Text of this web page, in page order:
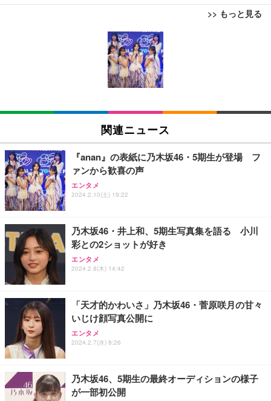
>> もっと見る
[EdoErgo] オフィスチェア 椅子 テレワーク 疲れな
い 跳ね上げ式アームレスト コンパクト 約105度ロッ
キング pc 事務椅子 360度回転 座面昇降 強化ナイロ
ン樹脂ベース 通気性メッシュ 在宅ワーク H-WY01
(黒網+黒枠+黒足)
SIHOO B100 オフィスチェア／デスクチェア メッシ
ュチェア 人間工学 疲れない ブラック
￥27,999
ワーク チェア 強化バックレスト 30度ロッキング機
能 人間工学 椅子 腰サポート 90度跳ね上げ式アーム
務用 おしゃれ パソコンチェア (ブラック)
Sezlife オフィスチェア デスクチェア 疲れない テレ
ワーク チェア 強化バックレスト 30度ロッキング機
能 人間工学 椅子 腰サポート 90度跳ね上げ式アーム
務用 おしゃれ パソコンチェア (ホワイト)
ANDWINT オフィスチェア デスクチェア 肘なし メ
ッシュ 通気性 ランバーサポート付き 腰サポート ガ
ス圧無段階昇降 360度回転 キャスター付き コンパク
EIZO ビジネス向けプレミアムモニター | FlexScan
EV3240X-WT | 31.5型4K UHD・USB Type-C・ホワ
￥105,595
EIZO ビジネス向けプレミアムモニター | FlexScan
￥109,572
【純正品】27"ゲーミングモニター DualSense 充電
フック付き（CFI-ZDM1J）
【整備済み品】Dell E2724HS 27インチ 液晶モニタ
ー フルHD（1920×1080）VA 非光沢 HDMI/DisplayP
ort/VGA スピーカー内蔵 高さ調整 スイベル VESA対
【MiniLED/24.5inch/280Hz/FHD】GRAPHT THE S
HOOTER Gaming Monitor 24” Essential ゲーミン
グモニター QD 24.5インチ 1ms FHD 量子ドット 残
Amazonベーシック ペットシーツ 薄型 レギュラー 1
回使い捨て 無香料 ホワイト 300枚
Amazonベーシック ペットシーツ 厚型 ワイド 42枚
x2袋(84枚) ホワイト(吸収面:ライトブルー)
￥3,234
ネオ・ルーライフ ネオ・オムツ L 中型犬用 26枚入
り 単品
Smart Basic(スマートベーシック) 【Amazon.co.jp
限定】 Smart Basic アイリスオーヤマ ペットシーツ
超厚型 お徳用 ワイド 100枚入 (x 1) (ケース販売)
アイリスオーヤマ ペットシーツ 超厚型 お徳用 レギ
ュラー 200枚入【Amazon.co.jp限定】
関連ニュース
『anan』の表紙に乃木坂46・5期生が登場 フ
ァンから歓喜の声
エンタメ
2024.2.10(土) 19:22
乃木坂46・井上和、5期生写真集を語る 小川
彩との2ショットが好き
エンタメ
2024.2.8(木) 14:42
「天才的かわいさ」乃木坂46・菅原咲月の甘々
いじけ顔写真公開に
エンタメ
2024.2.7(水) 8:26
乃木坂46、5期生の最終オーディションの様子
が一部初公開